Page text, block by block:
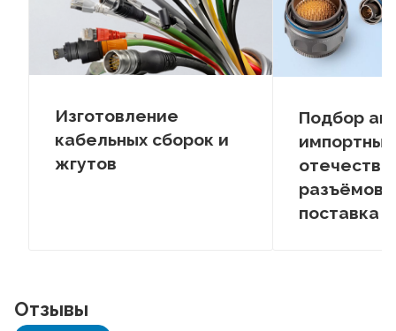
Изготовление
кабельных сборок и
жгутов
Подбор
разъёмов
поставка
Отзывы